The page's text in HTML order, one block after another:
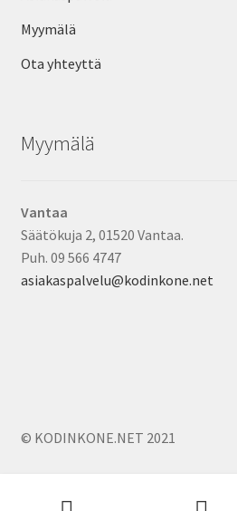
Myymälä
Ota yhteyttä
Myymälä
Vantaa
Säätökuja 2, 01520 Vantaa.
Puh. 09 566 4747
asiakaspalvelu@kodinkone.net
© KODINKONE.NET 2021
Products